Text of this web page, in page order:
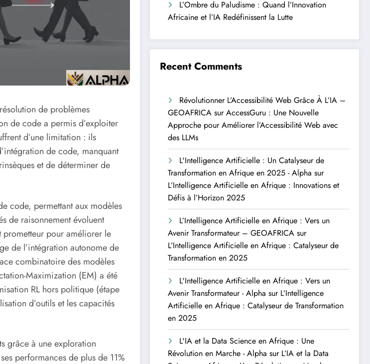
de problèmes
de code a permis d’exploiter
d’une limitation : ils
de code, manquant
et de déterminer de
code, permettant aux modèles
de raisonnement évoluent
prometteur pour améliorer le
de l’intégration autonome de
combinatoire des modèles
Maximization (EM) a été
RL hors politique (étape
d’outils et les capacités
grâce à une exploration
performances de plus de 11%
L’Ombre du Paludisme : Quand l’Innovation
Africaine et l’IA Redéfinissent la Lutte
Recent Comments
Révolutionner L’Accessibilité Web Grâce À L’IA –
GEOAFRICA surAccessGuru : Une Nouvelle
Approche pour Améliorer l’Accessibilité Web avec
des LLMs
L'Intelligence Artificielle : Un Catalyseur de
Transformation en Afrique en 2025 - Alpha sur
L’Intelligence Artificielle en Afrique : Innovations et
Défis à l’Horizon 2025
L’Intelligence Artificielle en Afrique : Vers un
Avenir Transformateur – GEOAFRICA sur
L’Intelligence Artificielle en Afrique : Catalyseur de
Transformation en 2025
L'Intelligence Artificielle en Afrique : Vers un
Avenir Transformateur - Alpha sur L’Intelligence
Artificielle en Afrique : Catalyseur de Transformation
en 2025
L'IA et la Data Science en Afrique : Une
Révolution en Marche - Alpha sur L’IA et la Data